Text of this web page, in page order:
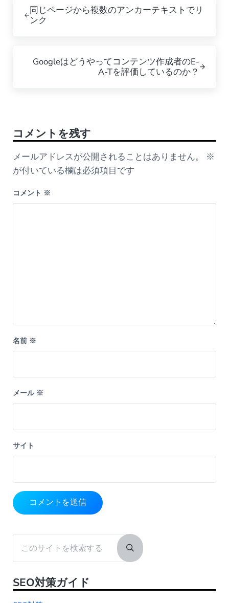
同じページから複数のアンカーテキストでリ
ンク
Googleはどうやってコンテンツ作成者のE-
A-Tを評価しているのか？
コメントを残す
メールアドレスが公開されることはありません。
※
が付いている欄は必須項目です
コメント ※
名前 ※
メール ※
サイト
Sidebar
Submit search
SEO対策ガイド